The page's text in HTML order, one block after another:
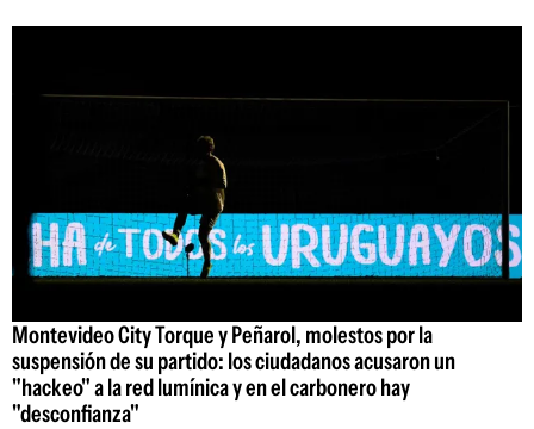
Montevideo City Torque y Peñarol, molestos por la
suspensión de su partido: los ciudadanos acusaron un
"hackeo" a la red lumínica y en el carbonero hay
"desconfianza"